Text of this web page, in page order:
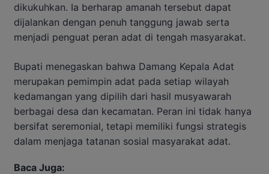
dikukuhkan. Ia berharap amanah tersebut dapat
dijalankan dengan penuh tanggung jawab serta
menjadi penguat peran adat di tengah masyarakat.
Bupati menegaskan bahwa Damang Kepala Adat
merupakan pemimpin adat pada setiap wilayah
kedamangan yang dipilih dari hasil musyawarah
berbagai desa dan kecamatan. Peran ini tidak hanya
bersifat seremonial, tetapi memiliki fungsi strategis
dalam menjaga tatanan sosial masyarakat adat.
Baca Juga: